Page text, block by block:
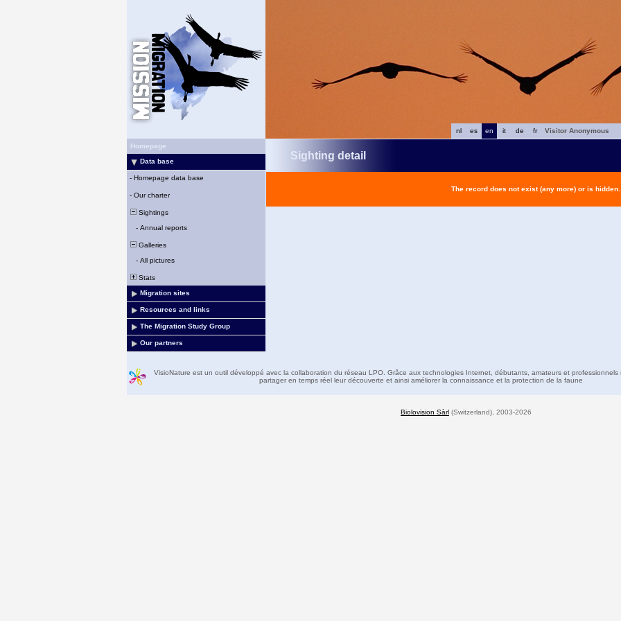
fr
de
it
en
es
nl
Visitor Anonymous
Homepage
Data base
- Homepage data base
- Our charter
Sightings
- Annual reports
Galleries
- All pictures
Stats
Migration sites
Resources and links
The Migration Study Group
Our partners
Sighting detail
The record does not exist (any more) or is hidden.
VisioNature est un outil développé avec la collaboration du réseau LPO. Grâce aux technologies Internet, débutants, amateurs et professionnels
partager en temps réel leur découverte et ainsi améliorer la connaissance et la protection de la faune
Biolovision Sàrl (Switzerland), 2003-2026